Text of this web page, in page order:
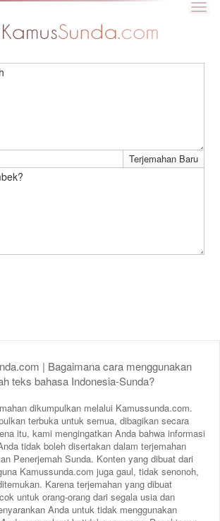
| Bagaimana cara menggunakan
teks bahasa Indonesia-Sunda?
dikumpulkan melalui Kamussunda.com.
terbuka untuk semua, dibagikan secara
itu, kami mengingatkan Anda bahwa informasi
tidak boleh disertakan dalam terjemahan
Penerjemah Sunda. Konten yang dibuat dari
Kamussunda.com juga gaul, tidak senonoh,
Karena terjemahan yang dibuat
untuk orang-orang dari segala usia dan
Anda untuk tidak menggunakan